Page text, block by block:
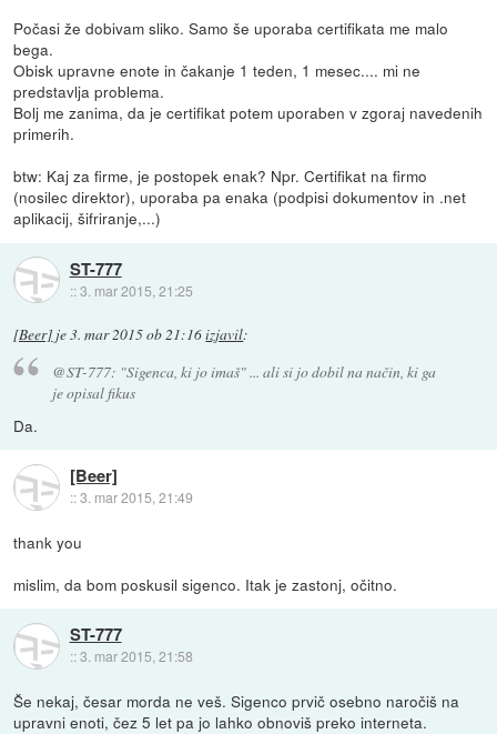
Počasi že dobivam sliko. Samo še uporaba certifikata me malo
bega.
Obisk upravne enote in čakanje 1 teden, 1 mesec.... mi ne
predstavlja problema.
Bolj me zanima, da je certifikat potem uporaben v zgoraj navedenih
primerih.
btw: Kaj za firme, je postopek enak? Npr. Certifikat na firmo
(nosilec direktor), uporaba pa enaka (podpisi dokumentov in .net
aplikacij, šifriranje,...)
ST-777
::3. mar 2015, 21:25
[Beer] je3. mar 2015 ob 21:16izjavil:
@ST-777: "Sigenca, ki jo imaš" ... ali si jo dobil na način, ki ga
je opisal fikus
Da.
[Beer]
::3. mar 2015, 21:49
thank you
mislim, da bom poskusil sigenco. Itak je zastonj, očitno.
ST-777
::3. mar 2015, 21:58
Še nekaj, česar morda ne veš. Sigenco prvič osebno naročiš na
upravni enoti, čez 5 let pa jo lahko obnoviš preko interneta.